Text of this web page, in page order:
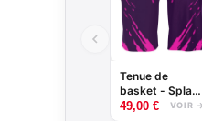
Tenue de
basket - Splash
- B.EASE
49,00 € VOIR →